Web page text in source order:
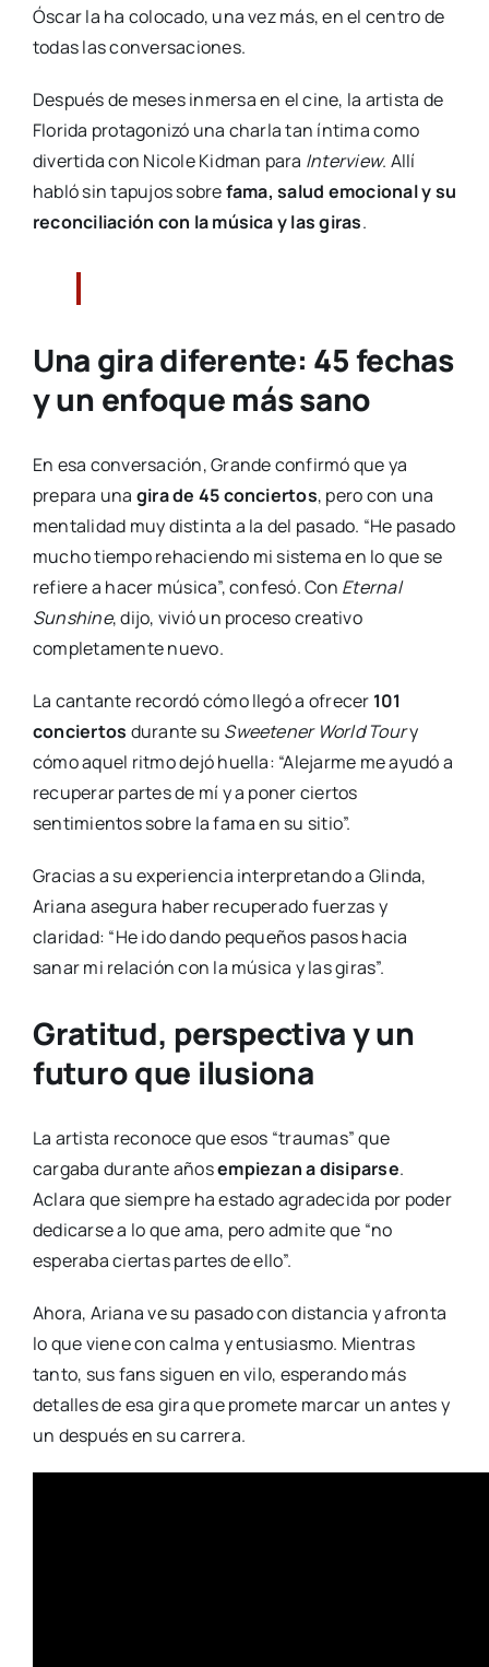
Óscar la ha colocado, una vez más, en el centro de
todas las conversaciones.
Después de meses inmersa en el cine, la artista de
Florida protagonizó una charla tan íntima como
divertida con Nicole Kidman para Interview. Allí
habló sin tapujos sobrefama, salud emocional y su
reconciliación con la música y las giras.
Una gira diferente: 45 fechas
y un enfoque más sano
En esa conversación, Grande confirmó que ya
prepara una gira de 45 conciertos, pero con una
mentalidad muy distinta a la del pasado. “He pasado
mucho tiempo rehaciendo mi sistema en lo que se
refiere a hacer música”, confesó. Con Eternal
Sunshine, dijo, vivió un proceso creativo
completamente nuevo.
La cantante recordó cómo llegó a ofrecer 101
conciertos durante su Sweetener World Toury
cómo aquel ritmo dejó huella: “Alejarme me ayudó a
recuperar partes de mí y a poner ciertos
sentimientos sobre la fama en su sitio”.
Gracias a su experiencia interpretando a Glinda,
Ariana asegura haber recuperado fuerzas y
claridad: “He ido dando pequeños pasos hacia
sanar mi relación con la música y las giras”.
Gratitud, perspectiva y un
futuro que ilusiona
La artista reconoce que esos “traumas” que
cargaba durante añosempiezan a disiparse.
Aclara que siempre ha estado agradecida por poder
dedicarse a lo que ama, pero admite que “no
esperaba ciertas partes de ello”.
Ahora, Ariana ve su pasado con distancia y afronta
lo que viene con calma y entusiasmo. Mientras
tanto, sus fans siguen en vilo, esperando más
detalles de esa gira que promete marcar un antes y
un después en su carrera.